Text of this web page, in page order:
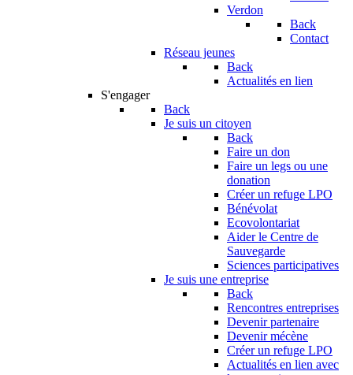
Verdon
Back
Contact
Réseau jeunes
Back
Actualités en lien
S'engager
Back
Je suis un citoyen
Back
Faire un don
Faire un legs ou une
donation
Créer un refuge LPO
Bénévolat
Ecovolontariat
Aider le Centre de
Sauvegarde
Sciences participatives
Je suis une entreprise
Back
Rencontres entreprises
Devenir partenaire
Devenir mécène
Créer un refuge LPO
Actualités en lien avec